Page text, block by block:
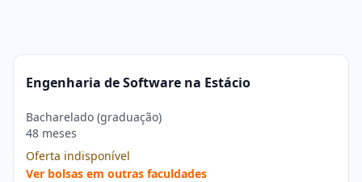
Engenharia de Software na Estácio
Bacharelado (graduação)
48 meses
Oferta indisponível
Ver bolsas em outras faculdades